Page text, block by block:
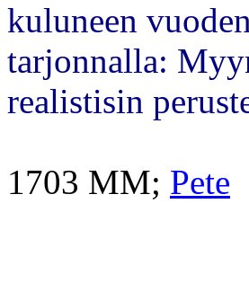
kuluneen
tarjonnalla:
realistisin
1703 MM; Pete